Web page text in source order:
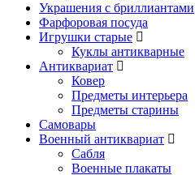
Украшения с бриллиантами
Фарфоровая посуда
Игрушки старые
Куклы антикварные
Антиквариат
Ковер
Предметы интерьера
Предметы старины
Самовары
Военный антиквариат
Сабля
Военные плакаты